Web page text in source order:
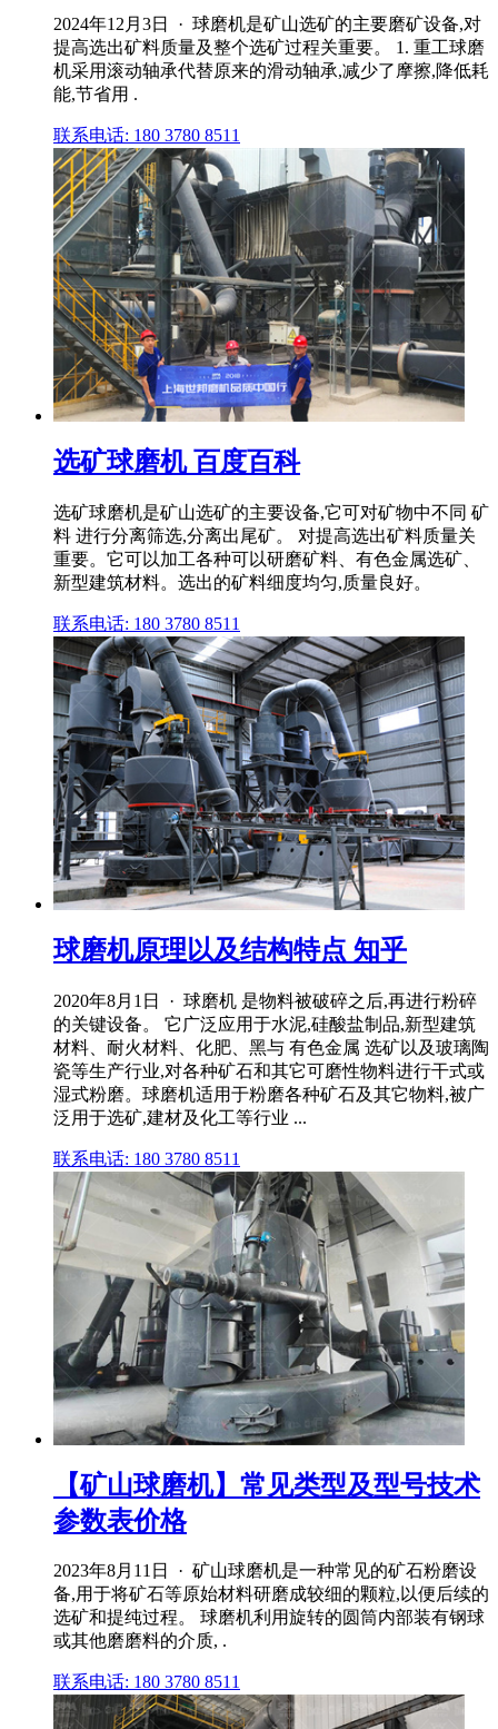
2024年12月3日 · 球磨机是矿山选矿的主要磨矿设备,对
提高选出矿料质量及整个选矿过程关重要。 1. 重工球磨
机采用滚动轴承代替原来的滑动轴承,减少了摩擦,降低耗
能,节省用 .
联系电话: 180 3780 8511
选矿球磨机 百度百科
选矿球磨机是矿山选矿的主要设备,它可对矿物中不同 矿
料 进行分离筛选,分离出尾矿。 对提高选出矿料质量关
重要。它可以加工各种可以研磨矿料、有色金属选矿、
新型建筑材料。选出的矿料细度均匀,质量良好。
联系电话: 180 3780 8511
球磨机原理以及结构特点 知乎
2020年8月1日 · 球磨机 是物料被破碎之后,再进行粉碎
的关键设备。 它广泛应用于水泥,硅酸盐制品,新型建筑
材料、耐火材料、化肥、黑与 有色金属 选矿以及玻璃陶
瓷等生产行业,对各种矿石和其它可磨性物料进行干式或
湿式粉磨。球磨机适用于粉磨各种矿石及其它物料,被广
泛用于选矿,建材及化工等行业 ...
联系电话: 180 3780 8511
【矿山球磨机】常见类型及型号技术
参数表价格
2023年8月11日 · 矿山球磨机是一种常见的矿石粉磨设
备,用于将矿石等原始材料研磨成较细的颗粒,以便后续的
选矿和提纯过程。 球磨机利用旋转的圆筒内部装有钢球
或其他磨磨料的介质, .
联系电话: 180 3780 8511